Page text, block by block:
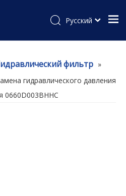
Pусский
фильтр »
гидравлического давления
0660D003BHHC